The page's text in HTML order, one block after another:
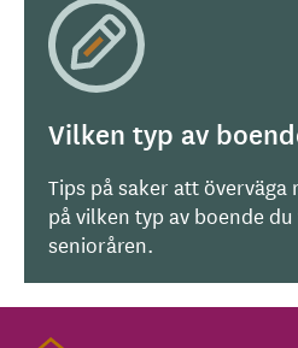
Vilken typ av
Tips på saker att
på vilken typ av boende
senioråren.